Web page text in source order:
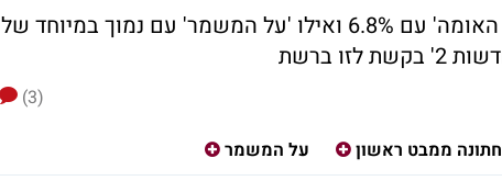
המתחרה X פקטור ירדה בנק' ל-15.4%. 'גב האומה' עם 6.8% ואילו 'על המשמר' עם נמוך במיוחד של
(3)
חתונה ממבט ראשון על המשמר